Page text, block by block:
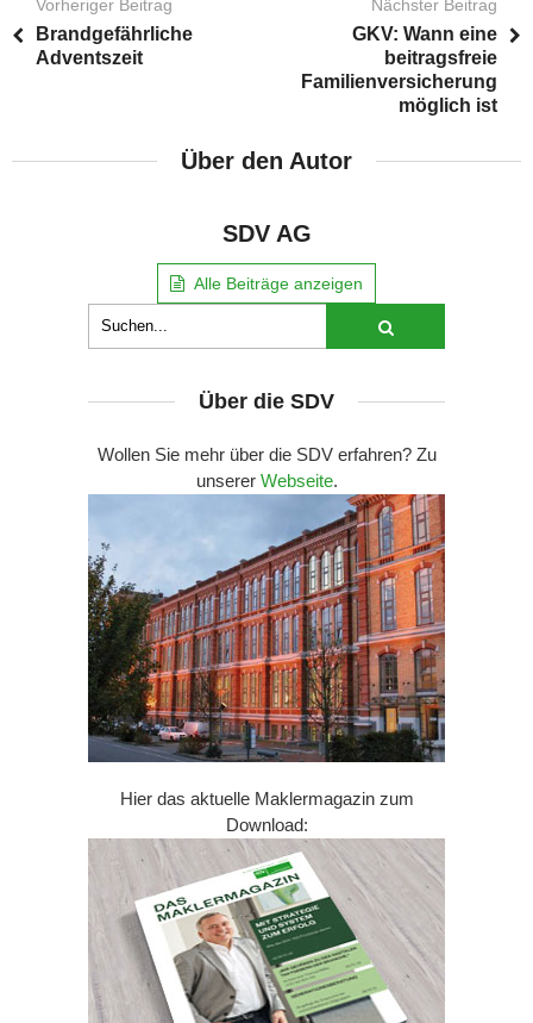
Vorheriger Beitrag
Brandgefährliche
Adventszeit
Nächster Beitrag
GKV: Wann eine
beitragsfreie
Familienversicherung
möglich ist
Über den Autor
SDV AG
Alle Beiträge anzeigen
Über die SDV
Wollen Sie mehr über die SDV erfahren? Zu
unserer Webseite.
Hier das aktuelle Maklermagazin zum
Download: